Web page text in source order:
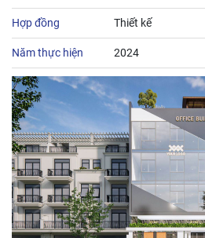
Hợp đồng Thiết kế
Năm thực hiện 2024